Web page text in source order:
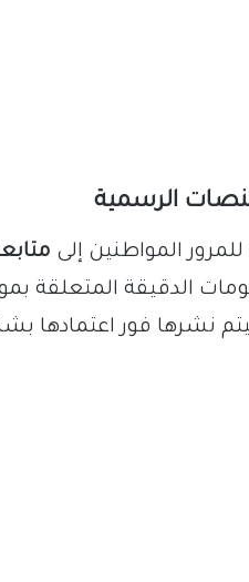
الرسمية
المواطنين إلى
الدقيقة المتعلقة
نشرها فور اعتمادها